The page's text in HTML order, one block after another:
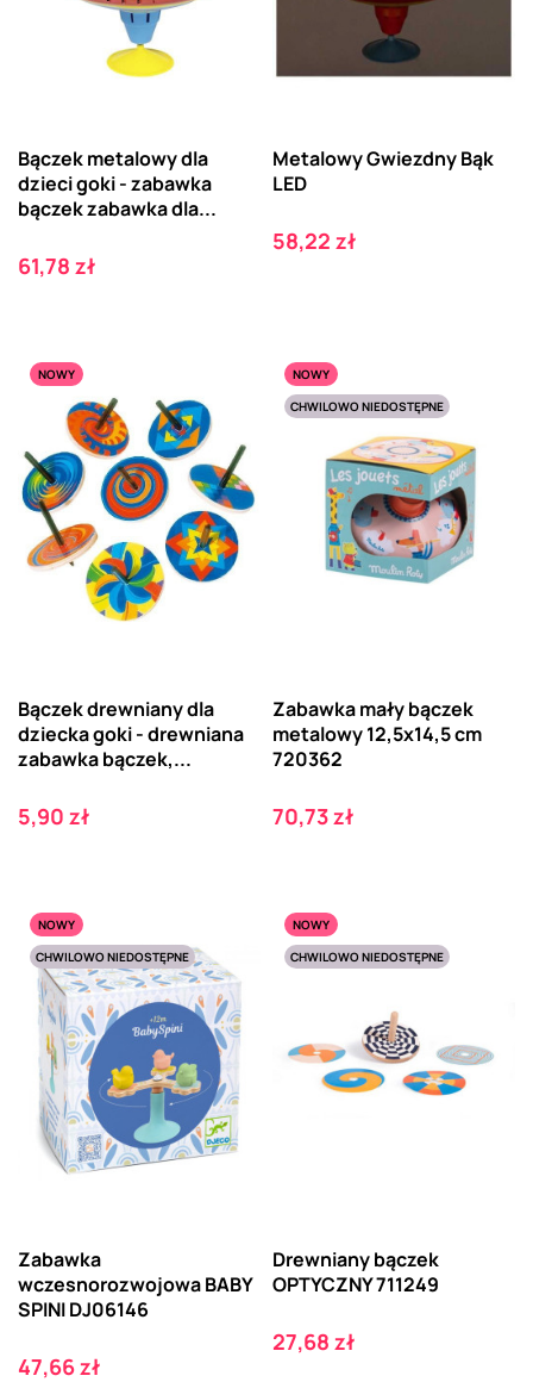
Bączek metalowy dla
dzieci goki - zabawka
bączek zabawka dla...
Cena
61,78 zł
Metalowy Gwiezdny Bąk
LED
Cena
58,22 zł
NOWY
Bączek drewniany dla
dziecka goki - drewniana
zabawka bączek,...
Cena
5,90 zł
NOWY
CHWILOWO NIEDOSTĘPNE
Zabawka mały bączek
metalowy 12,5x14,5 cm
720362
Cena
70,73 zł
NOWY
CHWILOWO NIEDOSTĘPNE
Zabawka
wczesnorozwojowa BABY
SPINI DJ06146
Cena
47,66 zł
NOWY
CHWILOWO NIEDOSTĘPNE
Drewniany bączek
OPTYCZNY 711249
Cena
27,68 zł